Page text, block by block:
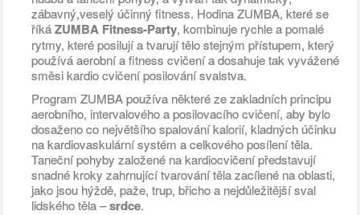
zábavný,veselý účinný fitness. Hodina ZUMBA, které se
říkáZUMBA Fitness-Party, kombinuje rychle a pomalé
rytmy, které posilují a tvarují tělo stejným přístupem, který
používá aerobní a fitness cvičení a dosahuje tak vyvážené
směsi kardio cvičení posilování svalstva.
Program ZUMBA používa některé ze zakladních principu
aerobního, intervalového a posilovacího cvičení, aby bylo
dosaženo co největšího spalování kalorií, kladných účinku
na kardiovaskulární systém a celkového posílení těla.
Taneční pohyby založené na kardiocvičení představují
snadné kroky zahrnující tvarování těla zacílené na oblasti,
jako jsou hýždě, paže, trup, břicho a nejdůležitější sval
lidského těla –srdce.